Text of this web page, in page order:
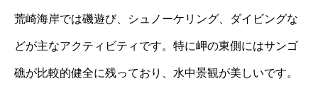
荒崎海岸では磯遊び、シュノーケリング、ダイビングな
どが主なアクティビティです。特に岬の東側にはサンゴ
礁が比較的健全に残っており、水中景観が美しいです。